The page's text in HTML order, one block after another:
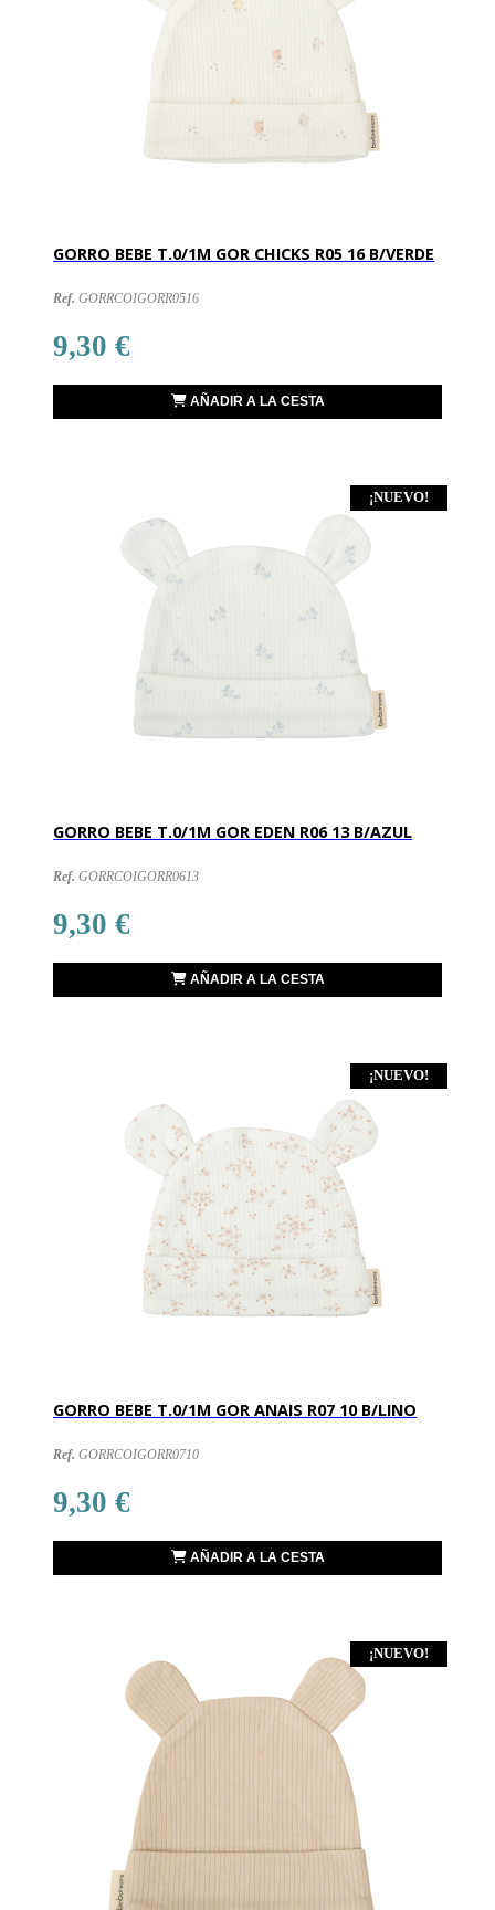
GORRO BEBE T.0/1M GOR CHICKS R05 16 B/VERDE
Ref. GORRCOIGORR0516
9,30 €
AÑADIR A LA CESTA
¡NUEVO!
GORRO BEBE T.0/1M GOR EDEN R06 13 B/AZUL
Ref. GORRCOIGORR0613
9,30 €
AÑADIR A LA CESTA
¡NUEVO!
GORRO BEBE T.0/1M GOR ANAIS R07 10 B/LINO
Ref. GORRCOIGORR0710
9,30 €
AÑADIR A LA CESTA
¡NUEVO!